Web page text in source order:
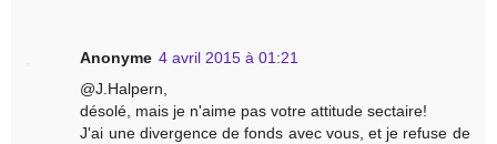
Anonyme 4 avril 2015 à 01:21
@J.Halpern,
désolé, mais je n'aime pas votre attitude sectaire!
J'ai une divergence de fonds avec vous, et je refuse de